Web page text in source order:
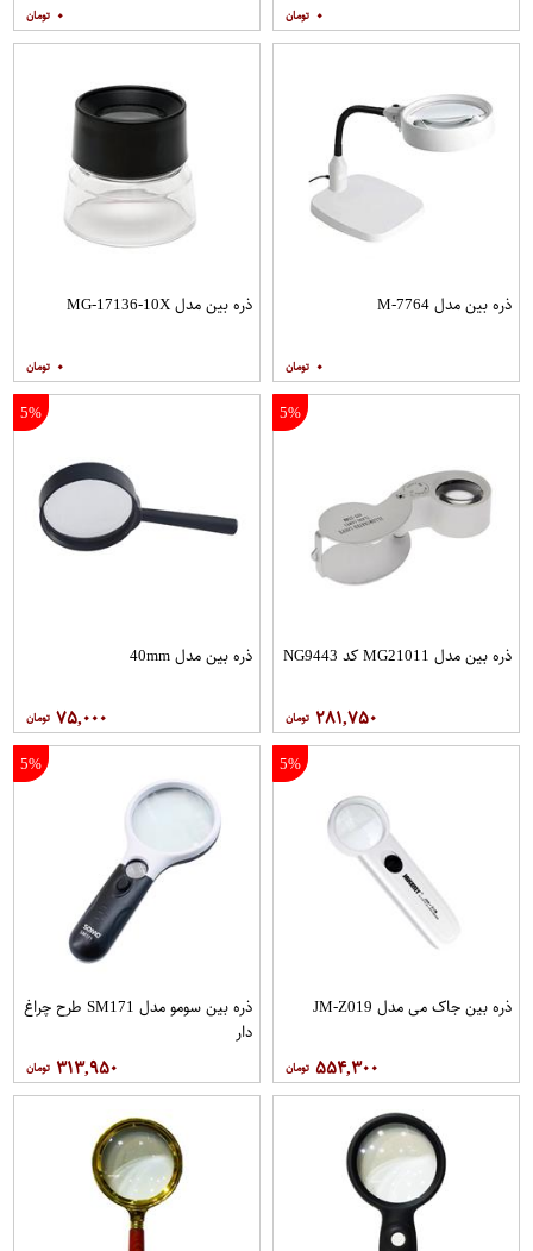
۰ ۰
ذره بین مدل M-7764
۰
ذره بین مدل MG-17136-10X
۰
5%
ذره بین مدل MG21011 کد NG9443
۲۸۱,۷۵۰
5%
ذره بین مدل 40mm
۷۵,۰۰۰
5%
ذره بین جاک می مدل JM-Z019
۵۵۴,۳۰۰
5%
ذره بین سومو مدل SM171 طرح چراغ
دار
۳۱۳,۹۵۰